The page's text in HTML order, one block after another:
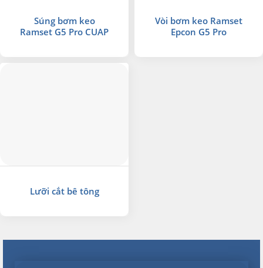
Súng bơm keo
Ramset G5 Pro CUAP
Vòi bơm keo Ramset
Epcon G5 Pro
Lưỡi cắt bê tông